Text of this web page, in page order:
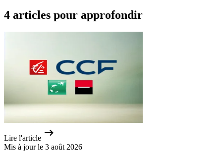
4 articles pour approfondir
Lire l'article
Mis à jour le 3 août 2026